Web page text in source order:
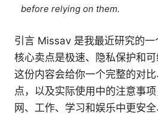
before relying on them.
引言 Missav 是我最近研究的
核心卖点是极速、隐私保护和
这份内容会给你一个完整的对
点，以及实际使用中的注意事
网、工作、学习和娱乐中更安